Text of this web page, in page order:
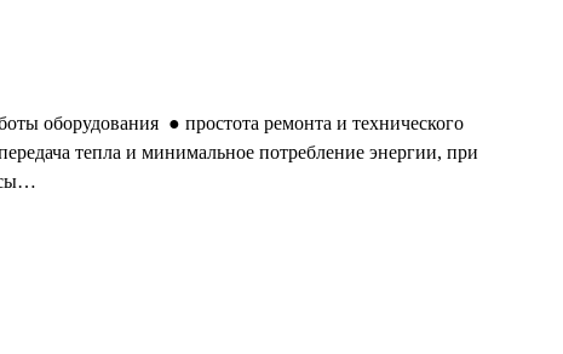
● простота ремонта и технического
тепла и минимальное потребление энергии, при